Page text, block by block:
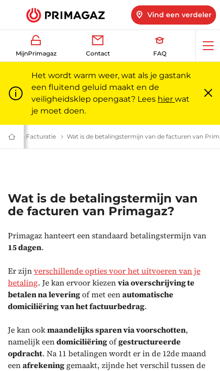
Vind een verdeler
MijnPrimagaz Contact FAQ
Het wordt warm weer, wat als je gastank
een fluitend geluid maakt en de
veiligheidsklep opengaat? Lees hier wat
je moet doen.
Gas
voor
| Primagaz
Betalen: veelgestelde vragen | Primagaz
FAQ Facturatie Facturatie: veelgestelde vragen | Primagaz
Wat is de betalingstermijn van de facturen van
Wat is de betalingstermijn van
de facturen van Primagaz?
Primagaz hanteert een standaard betalingstermijn van
15 dagen.
Er zijnverschillende opties voor het uitvoeren van je
betaling. Je kan ervoor kiezenvia overschrijving te
betalen na leveringof met eenautomatische
domiciliëringvan het factuurbedrag.
Je kan ookmaandelijks sparen via voorschotten,
namelijk eendomiciliëringofgestructureerde
opdracht. Na 11 betalingen wordt er in de 12de maand
eenafrekening gemaakt, zijnde het verschil tussen de